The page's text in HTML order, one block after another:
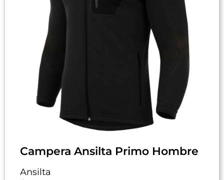
Campera Ansilta Primo Hombre
Ansilta